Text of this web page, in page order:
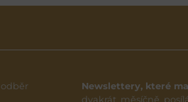
Newslettery, které
dvakrát měsíčně